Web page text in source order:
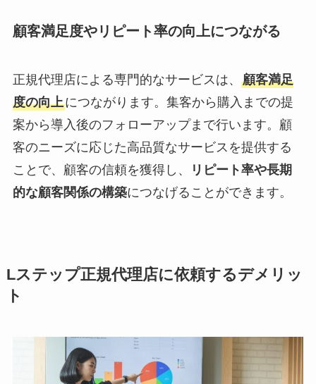
顧客満足度やリピート率の向上につながる
正規代理店による専門的なサービスは、 顧客満足
度の向上につながります。集客から購入までの提
案から導入後のフォローアップまで行います。顧
客のニーズに応じた高品質なサービスを提供する
ことで、顧客の信頼を獲得し、
リピート率や長期
的な顧客関係の構築につなげることができます。
Lステップ正規代理店に依頼するデメリッ
ト